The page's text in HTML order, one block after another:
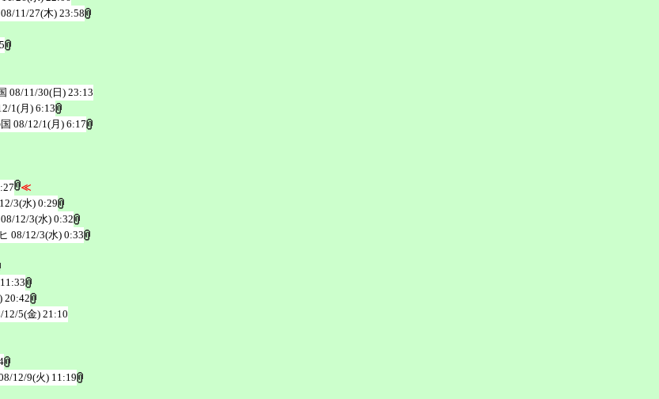
08/11/27(木) 23:58
08/11/30(日) 23:13
1(月) 6:13
08/12/1(月) 6:17
≪
3(水) 0:29
08/12/3(水) 0:32
08/12/3(水) 0:33
20:42
12/5(金) 21:10
12/9(火) 11:19